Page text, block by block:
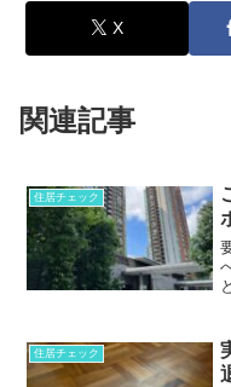
X
関連記事
住居チェック
住居チェック